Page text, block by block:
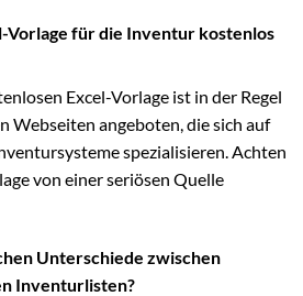
Vorlage für die Inventur kostenlos
Excel-Vorlage ist in der Regel
Webseiten angeboten, die sich auf
spezialisieren. Achten
von einer seriösen Quelle
Unterschiede zwischen
Inventurlisten?